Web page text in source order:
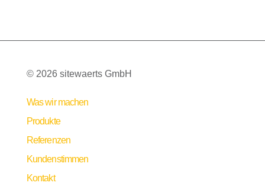
© 2026 sitewaerts GmbH
Was wir machen
Produkte
Referenzen
Kundenstimmen
Kontakt